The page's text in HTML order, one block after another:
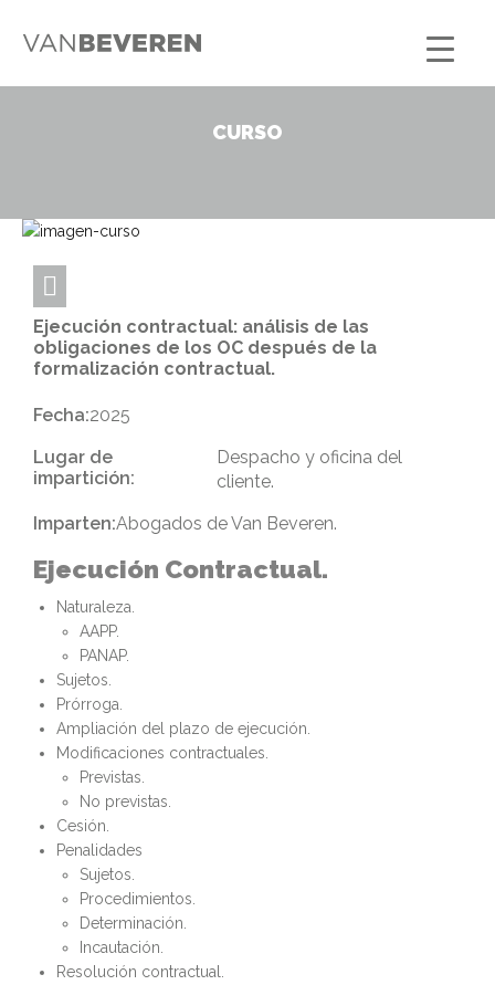
CURSO
Ejecución contractual: análisis de las
obligaciones de los OC después de la
formalización contractual.
Fecha:2025
Lugar de
impartición:
Despacho y oficina del
cliente.
Imparten:Abogados de Van Beveren.
Ejecución Contractual.
Naturaleza.
AAPP.
PANAP.
Sujetos.
Prórroga.
Ampliación del plazo de ejecución.
Modificaciones contractuales.
Previstas.
No previstas.
Cesión.
Penalidades
Sujetos.
Procedimientos.
Determinación.
Incautación.
Resolución contractual.